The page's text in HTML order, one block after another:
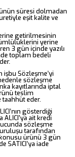
süresi dolmadan
eşit kalite ve
getirilmesinin
yerine
3 gün içinde yazılı
toplam bedeli
işbu Sözleşme’yi
sözleşme
kayıtlarında iptal
teslim
eder.
gösterdiği
ait kredi
sözleşme
tarafından
ürünü 3 gün
SATICI’ya iade